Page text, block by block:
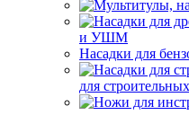
и УШМ
Насадки для
для